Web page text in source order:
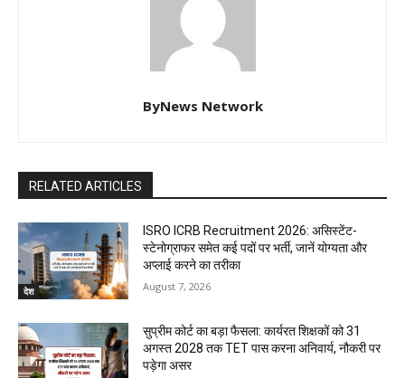
ByNews Network
RELATED ARTICLES
देश
ISRO ICRB Recruitment 2026: असिस्टेंट-
स्टेनोग्राफर समेत कई पदों पर भर्ती, जानें योग्यता और
अप्लाई करने का तरीका
August 7, 2026
सुप्रीम कोर्ट का बड़ा फैसला: कार्यरत शिक्षकों को 31
अगस्त 2028 तक TET पास करना अनिवार्य, नौकरी पर
पड़ेगा असर